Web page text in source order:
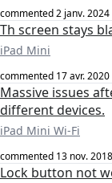
commented2 janv. 2024
Th screen stays
iPad Mini
commented 17 avr. 2020
Massive issues
different devices.
iPad Mini Wi-Fi
commented 13 nov. 2018
Lock button not